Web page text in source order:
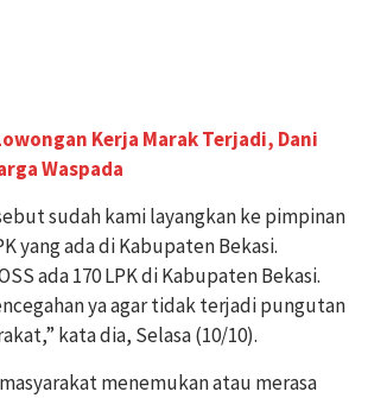
Kerja Marak Terjadi, Dani
Waspada
sudah kami layangkan ke pimpinan
yang ada di Kabupaten Bekasi.
ada 170 LPK di Kabupaten Bekasi.
ya agar tidak terjadi pungutan
kata dia, Selasa (10/10).
menemukan atau merasa